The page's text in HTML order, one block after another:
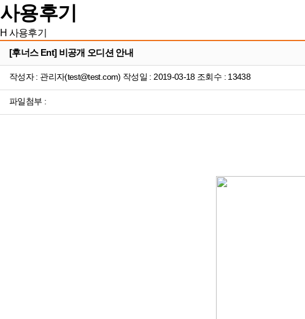
사용후기
H 사용후기
[후너스 Ent] 비공개 오디션 안내
작성자 : 관리자(test@test.com) 작성일 : 2019-03-18 조회수 : 13438
파일첨부 :